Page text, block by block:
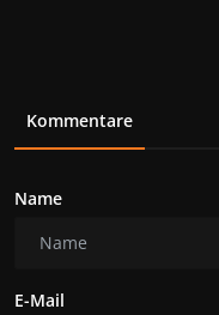
Kommentare
Name
E-Mail